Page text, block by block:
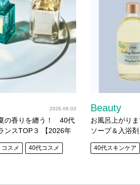
2026.08.03
の香りを纏う！ 40代
ンスTOP３ 【2026年
スメ 40代コスメ
Beauty
お風呂上がり
ソープ＆入浴
40代スキンケア